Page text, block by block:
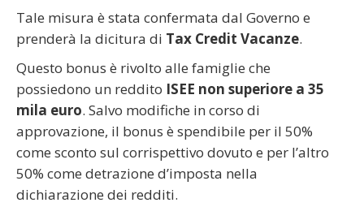
Tale misura è stata confermata dal Governo e
prenderà la dicitura di Tax Credit Vacanze.
Questo bonus è rivolto alle famiglie che
possiedono un reddito ISEE non superiore a 35
mila euro. Salvo modifiche in corso di
approvazione, il bonus è spendibile per il 50%
come sconto sul corrispettivo dovuto e per l’altro
50% come detrazione d’imposta nella
dichiarazione dei redditi.